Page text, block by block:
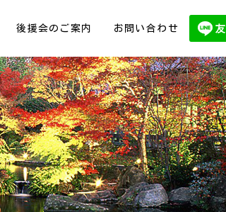
後援会のご案内 お問い合わせ